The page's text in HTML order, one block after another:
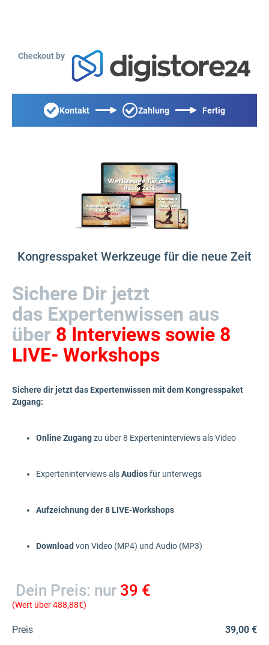
Checkout by
Kontakt Zahlung Fertig
Kongresspaket Werkzeuge für die neue Zeit
Sichere Dir jetzt
das Expertenwissen aus
über 8 Interviews sowie 8
LIVE- Workshops
Sichere dir jetzt das Expertenwissen mit dem Kongresspaket
Zugang:
Online Zugangzu über 8 Experteninterviews als Video
Experteninterviews alsAudiosfür unterwegs
Aufzeichnung der 8 LIVE-Workshops
Download von Video (MP4) und Audio (MP3)
Dein Preis: nur 39 €
(Wert über 488,88€)
Preis 39,00 €